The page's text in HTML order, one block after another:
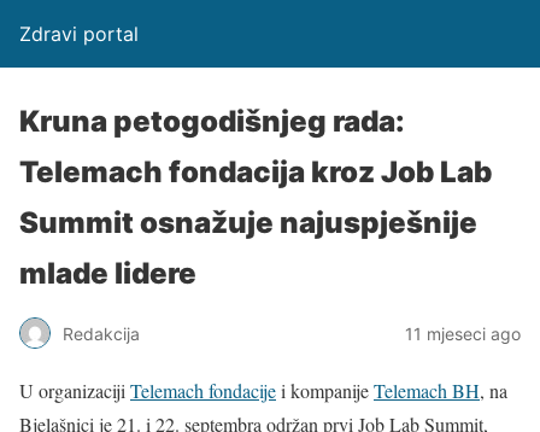
Zdravi portal
Kruna petogodišnjeg rada:
Telemach fondacija kroz Job Lab
Summit osnažuje najuspješnije
mlade lidere
Redakcija 11 mjeseci ago
U organizaciji Telemach fondacijei kompanijeTelemach BH, na
Bjelašnici je 21. i 22. septembra održan prvi Job Lab Summit,